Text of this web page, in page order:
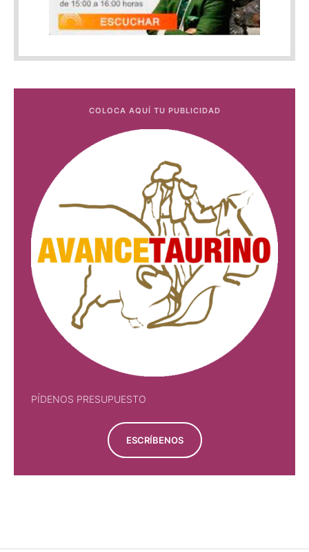
COLOCA AQUÍ TU PUBLICIDAD
PÍDENOS PRESUPUESTO
ESCRÍBENOS